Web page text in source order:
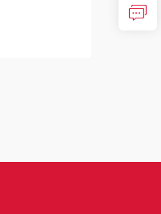
혁신적
자